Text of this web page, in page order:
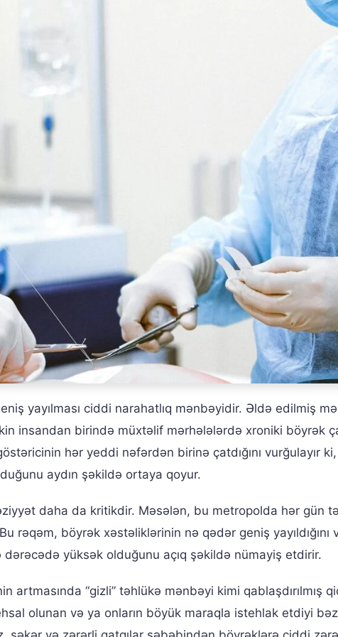
yayılması ciddi narahatlıq mənbəyidir. Əldə edilmiş
insandan birində müxtəlif mərhələlərdə xroniki böyrək
hər yeddi nəfərdən birinə çatdığını vurğulayır
aydın şəkildə ortaya qoyur.
daha da kritikdir. Məsələn, bu metropolda hər gün
rəqəm, böyrək xəstəliklərinin nə qədər geniş yayıldığını
dərəcədə yüksək olduğunu açıq şəkildə nümayiş etdirir.
artmasında “gizli” təhlükə mənbəyi kimi qablaşdırılmış
olunan və ya onların böyük maraqla istehlak etdiyi